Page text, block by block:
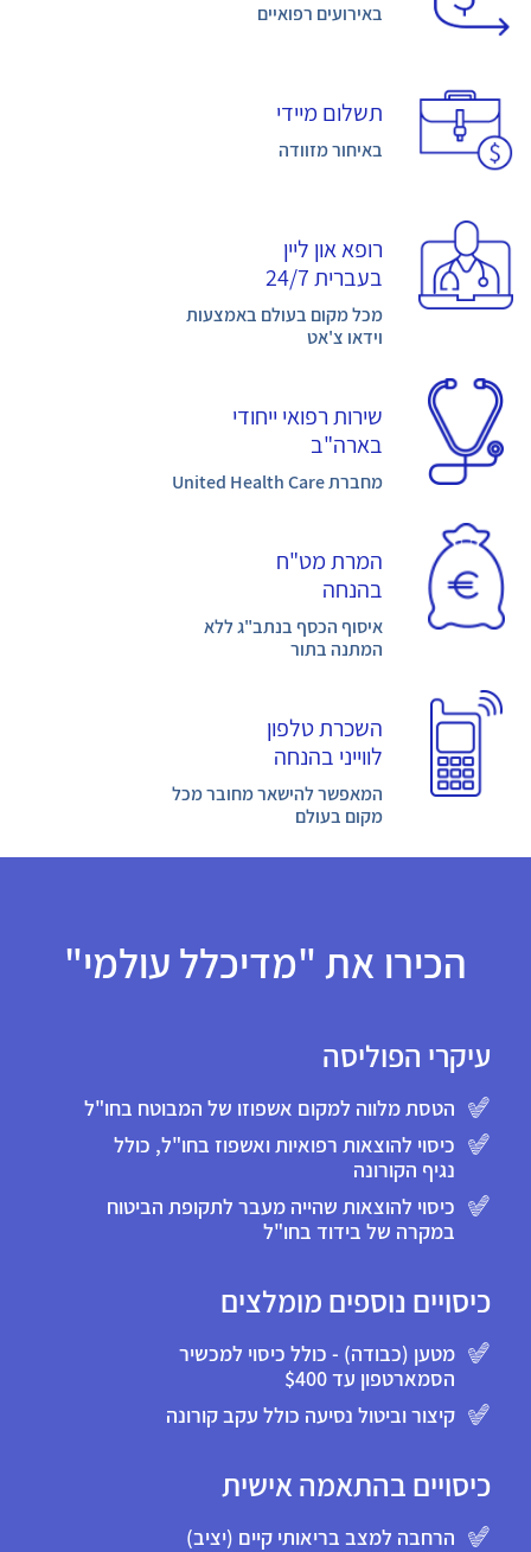
באירועים רפואיים
תשלום מיידי
באיחור מזוודה
רופא און ליין
בעברית 24/7
מכל מקום בעולם באמצעות
וידאו צ'אט
שירות רפואי ייחודי
בארה"ב
מחברת United Health Care
המרת מט"ח
בהנחה
איסוף הכסף בנתב"ג ללא
המתנה בתור
השכרת טלפון
לווייני בהנחה
המאפשר להישאר מחובר מכל
מקום בעולם
הכירו את "מדיכלל עולמי"
עיקרי הפוליסה
הטסת מלווה למקום אשפוזו של המבוטח בחו"ל
כיסוי להוצאות רפואיות ואשפוז בחו"ל, כולל
נגיף הקורונה
כיסוי להוצאות שהייה מעבר לתקופת הביטוח
במקרה של בידוד בחו"ל
כיסויים נוספים מומלצים
מטען (כבודה) - כולל כיסוי למכשיר
הסמארטפון עד $400
קיצור וביטול נסיעה כולל עקב קורונה
כיסויים בהתאמה אישית
הרחבה למצב בריאותי קיים (יציב)